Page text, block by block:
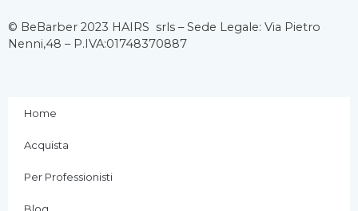
c
e
b
o
o
s
r
u
© BeBarber 2023 HAIRS srls – Sede Legale: Via Pietro
Nenni,48 – P.IVA:01748370887
Home
Acquista
Per Professionisti
Blog